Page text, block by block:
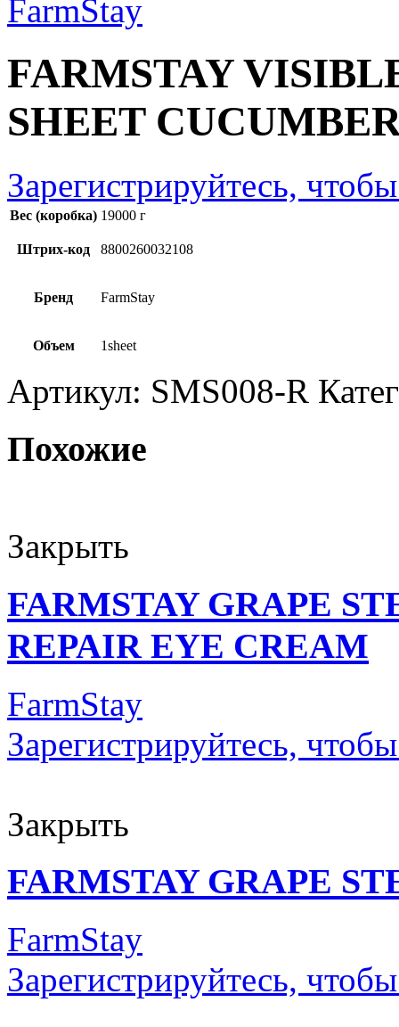
FARMSTAY
SHEET
Зарегистрируйтесь,
Вес (коробка) 19000 г
Штрих-код 8800260032108
Бренд FarmStay
Объем 1sheet
Артикул: SMS008-R
Похожие
Закрыть
FARMSTAY GRAPE
REPAIR EYE CREAM
FarmStay
Зарегистрируйтесь,
Закрыть
FARMSTAY GRAPE
FarmStay
Зарегистрируйтесь,